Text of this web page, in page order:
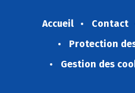
Accueil Contact
Protection
Gestion des